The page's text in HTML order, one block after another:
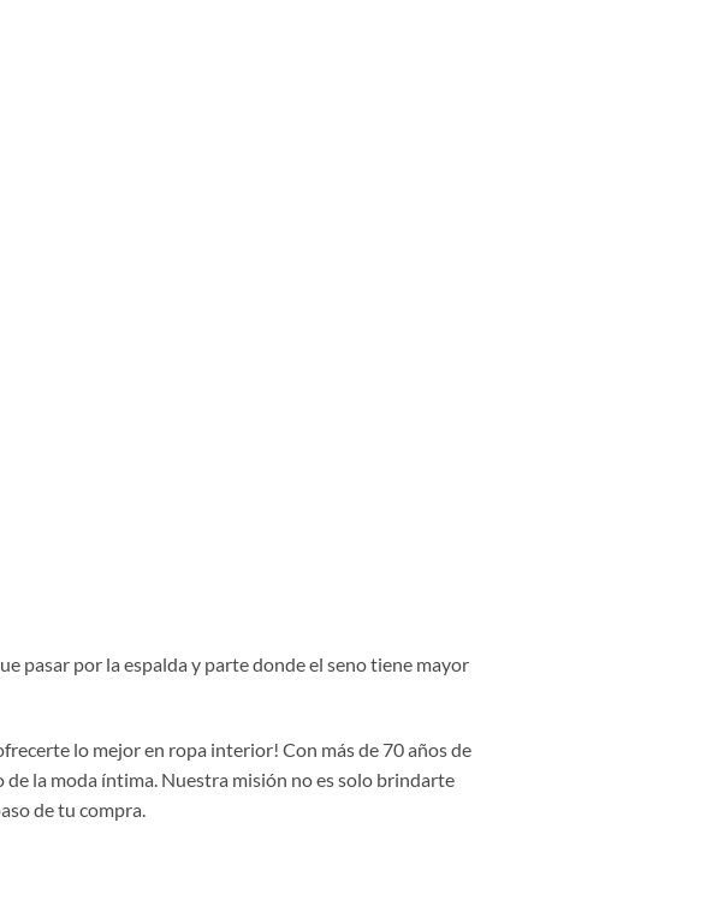
pasar por la espalda y parte donde el seno tiene mayor
lo mejor en ropa interior! Con más de 70 años de
la moda íntima. Nuestra misión no es solo brindarte
de tu compra.